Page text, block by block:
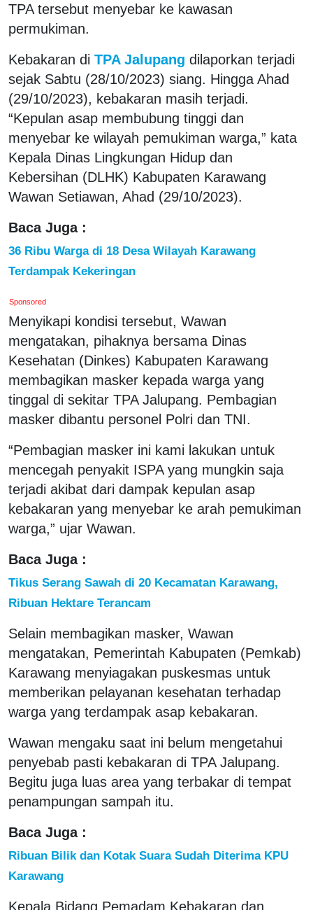
TPA tersebut menyebar ke kawasan
permukiman.
Kebakaran di TPA Jalupang dilaporkan terjadi
sejak Sabtu (28/10/2023) siang. Hingga Ahad
(29/10/2023), kebakaran masih terjadi.
“Kepulan asap membubung tinggi dan
menyebar ke wilayah pemukiman warga,” kata
Kepala Dinas Lingkungan Hidup dan
Kebersihan (DLHK) Kabupaten Karawang
Wawan Setiawan, Ahad (29/10/2023).
Baca Juga :
36 Ribu Warga di 18 Desa Wilayah Karawang
Terdampak Kekeringan
Sponsored
Menyikapi kondisi tersebut, Wawan
mengatakan, pihaknya bersama Dinas
Kesehatan (Dinkes) Kabupaten Karawang
membagikan masker kepada warga yang
tinggal di sekitar TPA Jalupang. Pembagian
masker dibantu personel Polri dan TNI.
“Pembagian masker ini kami lakukan untuk
mencegah penyakit ISPA yang mungkin saja
terjadi akibat dari dampak kepulan asap
kebakaran yang menyebar ke arah pemukiman
warga,” ujar Wawan.
Baca Juga :
Tikus Serang Sawah di 20 Kecamatan Karawang,
Ribuan Hektare Terancam
Selain membagikan masker, Wawan
mengatakan, Pemerintah Kabupaten (Pemkab)
Karawang menyiagakan puskesmas untuk
memberikan pelayanan kesehatan terhadap
warga yang terdampak asap kebakaran.
Wawan mengaku saat ini belum mengetahui
penyebab pasti kebakaran di TPA Jalupang.
Begitu juga luas area yang terbakar di tempat
penampungan sampah itu.
Baca Juga :
Ribuan Bilik dan Kotak Suara Sudah Diterima KPU
Karawang
Kepala Bidang Pemadam Kebakaran dan